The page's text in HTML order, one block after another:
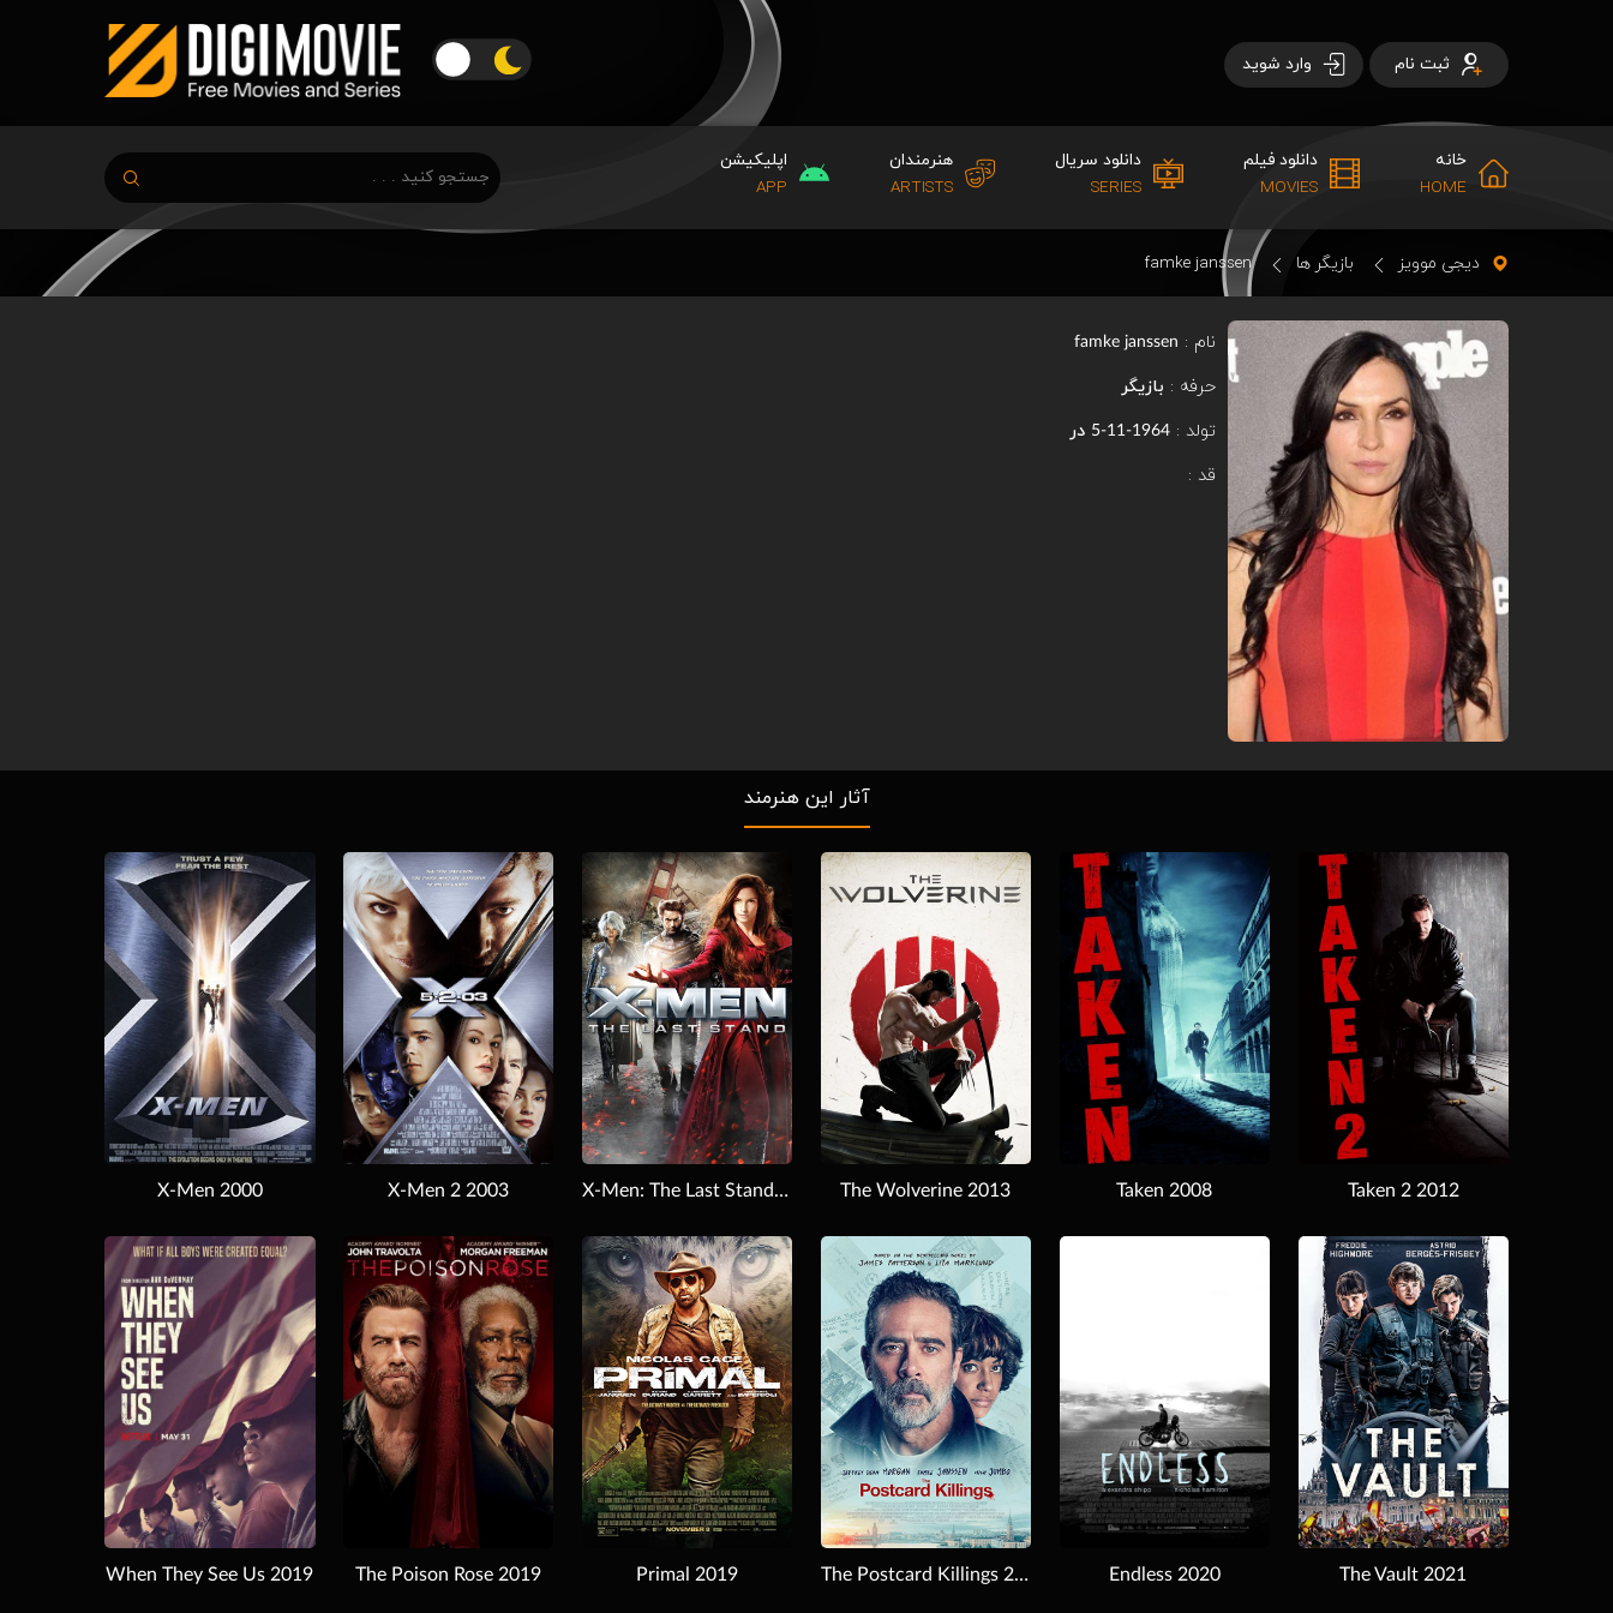
ثبت نام وارد شوید
خانه
HOME
دانلود فیلم
MOVIES
دانلود سریال
SERIES
هنرمندان
ARTISTS
اپلیکیشن
APP
دیجی موویز بازیگر ها famke janssen
نام : famke janssen
حرفه : بازیگر
تولد : 1964-11-5
در
قد :
آثار این هنرمند
Download
Taken 2 2012
Download
Taken 2008
Download
The Wolverine 2013
Download
X-Men: The Last Stand 2006
Download
X-Men 2 2003
X-Men 2000
The Vault 2021
Download
Endless 2020
Download
The Postcard Killings 2020
Download
Primal 2019
Download
The Poison Rose 2019
When They See Us 2019